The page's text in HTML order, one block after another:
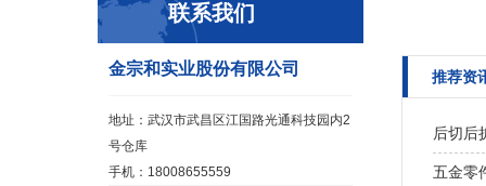
联系我们
金宗和实业股份有限公司
地址：武汉市武昌区江国路光通科技园内2
号仓库
手机：18008655559
推荐资
后切后
五金零